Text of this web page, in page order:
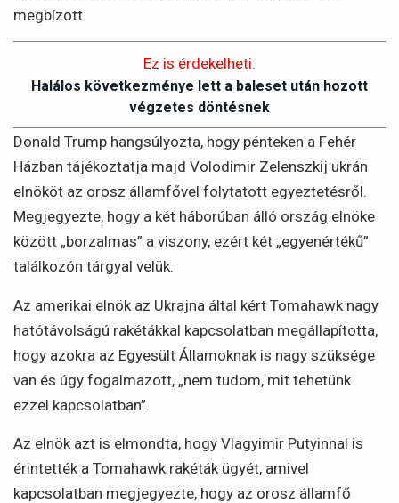
megbízott.
Ez is érdekelheti:
Halálos következménye lett a baleset után hozott
végzetes döntésnek
Donald Trump hangsúlyozta, hogy pénteken a Fehér
Házban tájékoztatja majd Volodimir Zelenszkij ukrán
elnököt az orosz államfővel folytatott egyeztetésről.
Megjegyezte, hogy a két háborúban álló ország elnöke
között „borzalmas” a viszony, ezért két „egyenértékű”
találkozón tárgyal velük.
Az amerikai elnök az Ukrajna által kért Tomahawk nagy
hatótávolságú rakétákkal kapcsolatban megállapította,
hogy azokra az Egyesült Államoknak is nagy szüksége
van és úgy fogalmazott, „nem tudom, mit tehetünk
ezzel kapcsolatban”.
Az elnök azt is elmondta, hogy Vlagyimir Putyinnal is
érintették a Tomahawk rakéták ügyét, amivel
kapcsolatban megjegyezte, hogy az orosz államfő